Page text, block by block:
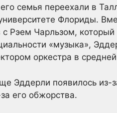
семья переехали в
Флориды.
с Рэем Чарльзом,
«музыка»,
оркестра в
Эддерли появилось из-
его обжорства.